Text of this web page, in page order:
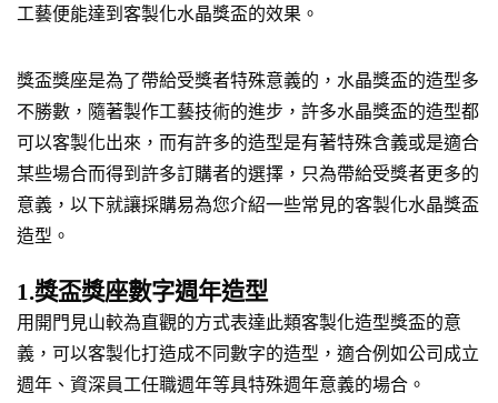
工藝便能達到客製化水晶獎盃的效果。
獎盃獎座是為了帶給受獎者特殊意義的，水晶獎盃的造型多
不勝數，隨著製作工藝技術的進步，許多水晶獎盃的造型都
可以客製化出來，而有許多的造型是有著特殊含義或是適合
某些場合而得到許多訂購者的選擇，只為帶給受獎者更多的
意義，以下就讓採購易為您介紹一些常見的客製化水晶獎盃
造型。
1.獎盃獎座數字週年造型
用開門見山較為直觀的方式表達此類客製化造型獎盃的意
義，可以客製化打造成不同數字的造型，適合例如公司成立
週年、資深員工任職週年等具特殊週年意義的場合。